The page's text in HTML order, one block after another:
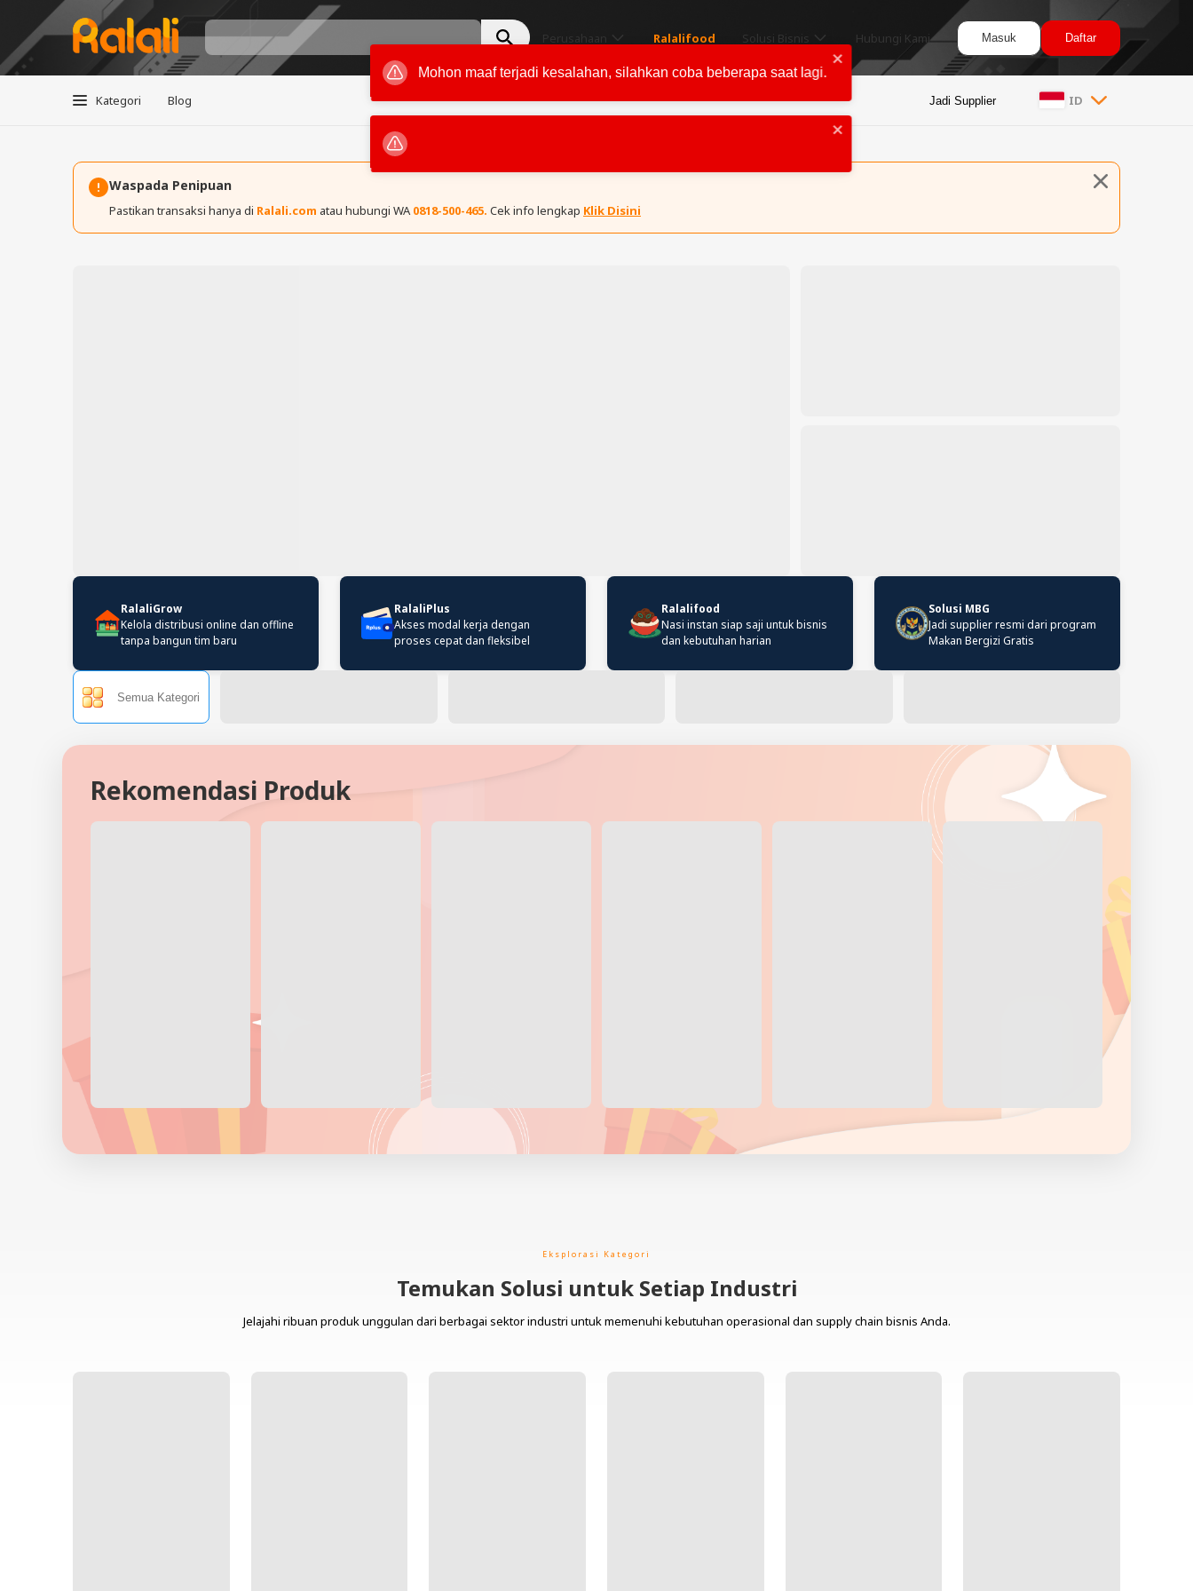
Perusahaan Ralalifood Solusi Bisnis Hubungi Kami Masuk Daftar
Kategori Blog Jadi Supplier ID
Waspada Penipuan
Pastikan transaksi hanya di Ralali.com atau hubungi WA 0818-500-465. Cek info lengkap Klik Disini
RalaliGrow
Kelola distribusi online dan offline
tanpa bangun tim baru
RalaliPlus
Akses modal kerja dengan
proses cepat dan fleksibel
Ralalifood
Nasi instan siap saji untuk bisnis
dan kebutuhan harian
Solusi MBG
Jadi supplier resmi dari program
Makan Bergizi Gratis
Semua Kategori
Rekomendasi Produk
Eksplorasi Kategori
Temukan Solusi untuk Setiap Industri
Jelajahi ribuan produk unggulan dari berbagai sektor industri untuk memenuhi kebutuhan operasional dan supply chain bisnis Anda.